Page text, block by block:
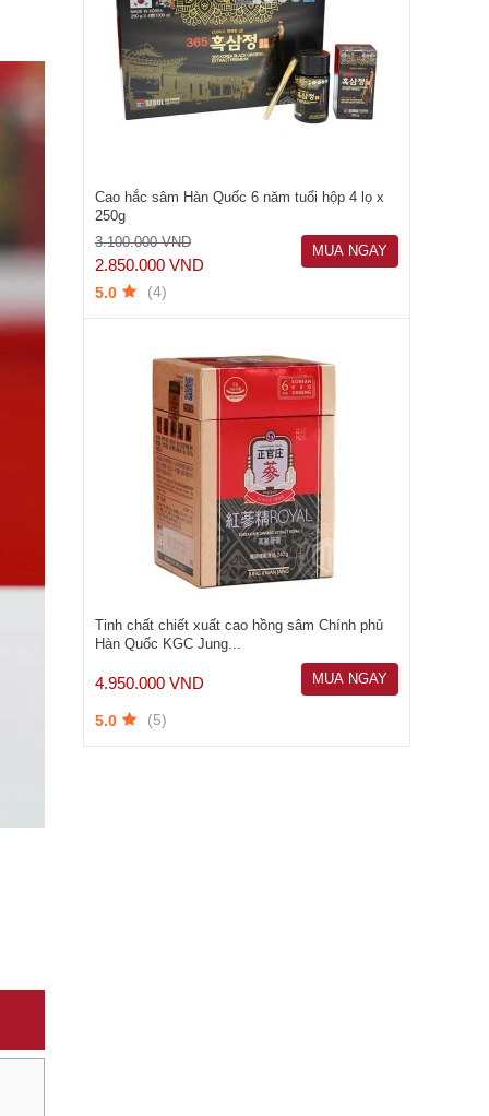
Cao hắc sâm Hàn Quốc 6 năm tuổi hộp 4 lọ x
250g
3.100.000 VND
2.850.000 VND
MUA NGAY
5.0 (4)
Tinh chất chiết xuất cao hồng sâm Chính phủ
Hàn Quốc KGC Jung...
4.950.000 VND MUA NGAY
5.0 (5)